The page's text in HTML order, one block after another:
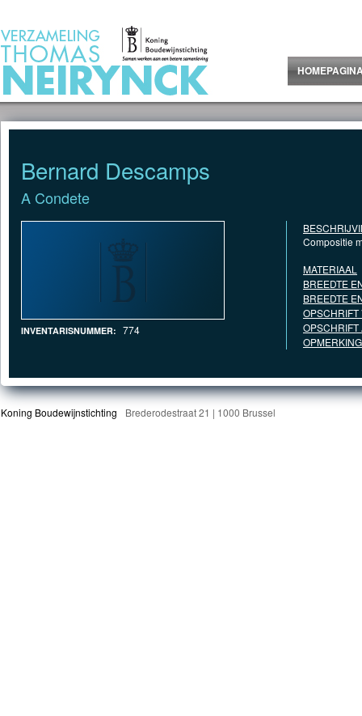
Bernard Descamps
A Condete
INVENTARISNUMMER: 774
Compositie
MATERIAAL
BREEDTE
BREEDTE
OPSCHRIFT
Koning Boudewijnstichting Brederodestraat 21 | 1000 Brussel